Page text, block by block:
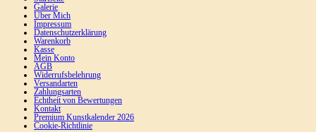
Galerie
Über Mich
Impressum
Datenschutzerklärung
Warenkorb
Kasse
Mein Konto
AGB
Widerrufsbelehrung
Versandarten
Zahlungsarten
Echtheit von Bewertungen
Kontakt
Premium Kunstkalender 2026
Cookie-Richtlinie